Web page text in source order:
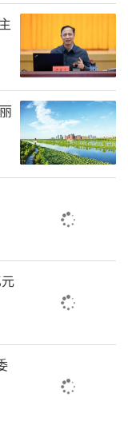
发，太原南往
返广州南运
8次调整
，太原南往
为太原南往返
桥
原南往返温州
3次调整为北
国铁太原局
大宗直达货
直达列车70
煤炭直达列车
。